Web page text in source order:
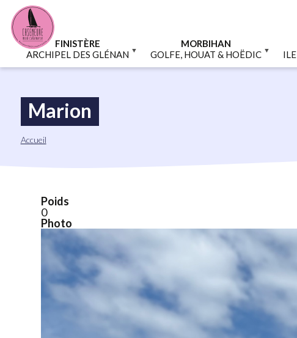
Aller
contenu
principal
FINISTÈRE
ARCHIPEL DES GLÉNAN
MORBIHAN
GOLFE, HOUAT & HOËDIC
Marion
Fil
Accueil
Poids
0
Photo
Panneau de gestion des cookies